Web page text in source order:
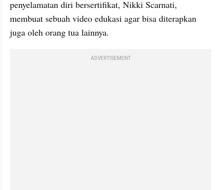
penyelamatan diri bersertifikat, Nikki Scarnati,
membuat sebuah video edukasi agar bisa diterapkan
juga oleh orang tua lainnya.
ADVERTISEMENT